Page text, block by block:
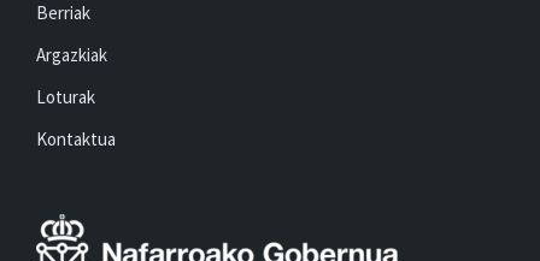
Berriak
Argazkiak
Loturak
Kontaktua